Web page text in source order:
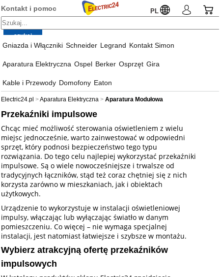
Kontakt i pomoc PL
Gniazda i Włączniki Schneider Legrand Kontakt Simon
Aparatura Elektryczna Ospel Berker Osprzęt Gira
Kable i Przewody Domofony Eaton
Electric24.pl Aparatura Elektryczna Aparatura Modułowa
Przekaźniki impulsowe
Chcąc mieć możliwość sterowania oświetleniem z wielu
miejsc jednocześnie, warto zainwestować w odpowiedni
sprzęt, który podnosi bezpieczeństwo tego typu
rozwiązania. Do tego celu najlepiej wykorzystać przekaźniki
impulsowe. Są o wiele nowocześniejsze i trwalsze od
tradycyjnych łączników, stąd też coraz chętniej się z nich
korzysta zarówno w mieszkaniach, jak i obiektach
użytkowych.
Urządzenie to wykorzystuje w instalacji oświetleniowej
impulsy, włączając lub wyłączając światło w danym
pomieszczeniu. Co więcej – nie wymaga specjalnej
instalacji, jest natomiast łatwiejsze i szybsze w montażu.
Wybierz atrakcyjną ofertę przekaźników
impulsowych